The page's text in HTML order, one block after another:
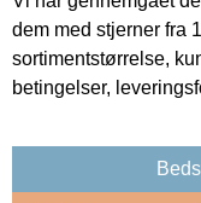
dem med stjerner fra
sortimentstørrelse,
betingelser,